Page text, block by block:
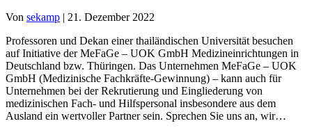
Von sekamp | 21. Dezember 2022
Professoren und Dekan einer thailändischen Universität besuchen
auf Initiative der MeFaGe – UOK GmbH Medizineinrichtungen in
Deutschland bzw. Thüringen. Das Unternehmen MeFaGe – UOK
GmbH (Medizinische Fachkräfte-Gewinnung) – kann auch für
Unternehmen bei der Rekrutierung und Eingliederung von
medizinischen Fach- und Hilfspersonal insbesondere aus dem
Ausland ein wertvoller Partner sein. Sprechen Sie uns an, wir…